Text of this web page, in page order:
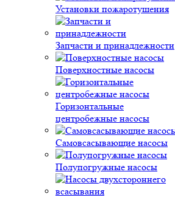
Установки пожаротушения
Запчасти и принадлежности
Поверхностные насосы
Горизонтальные
центробежные насосы
Самовсасывающие насосы
Полупогружные насосы